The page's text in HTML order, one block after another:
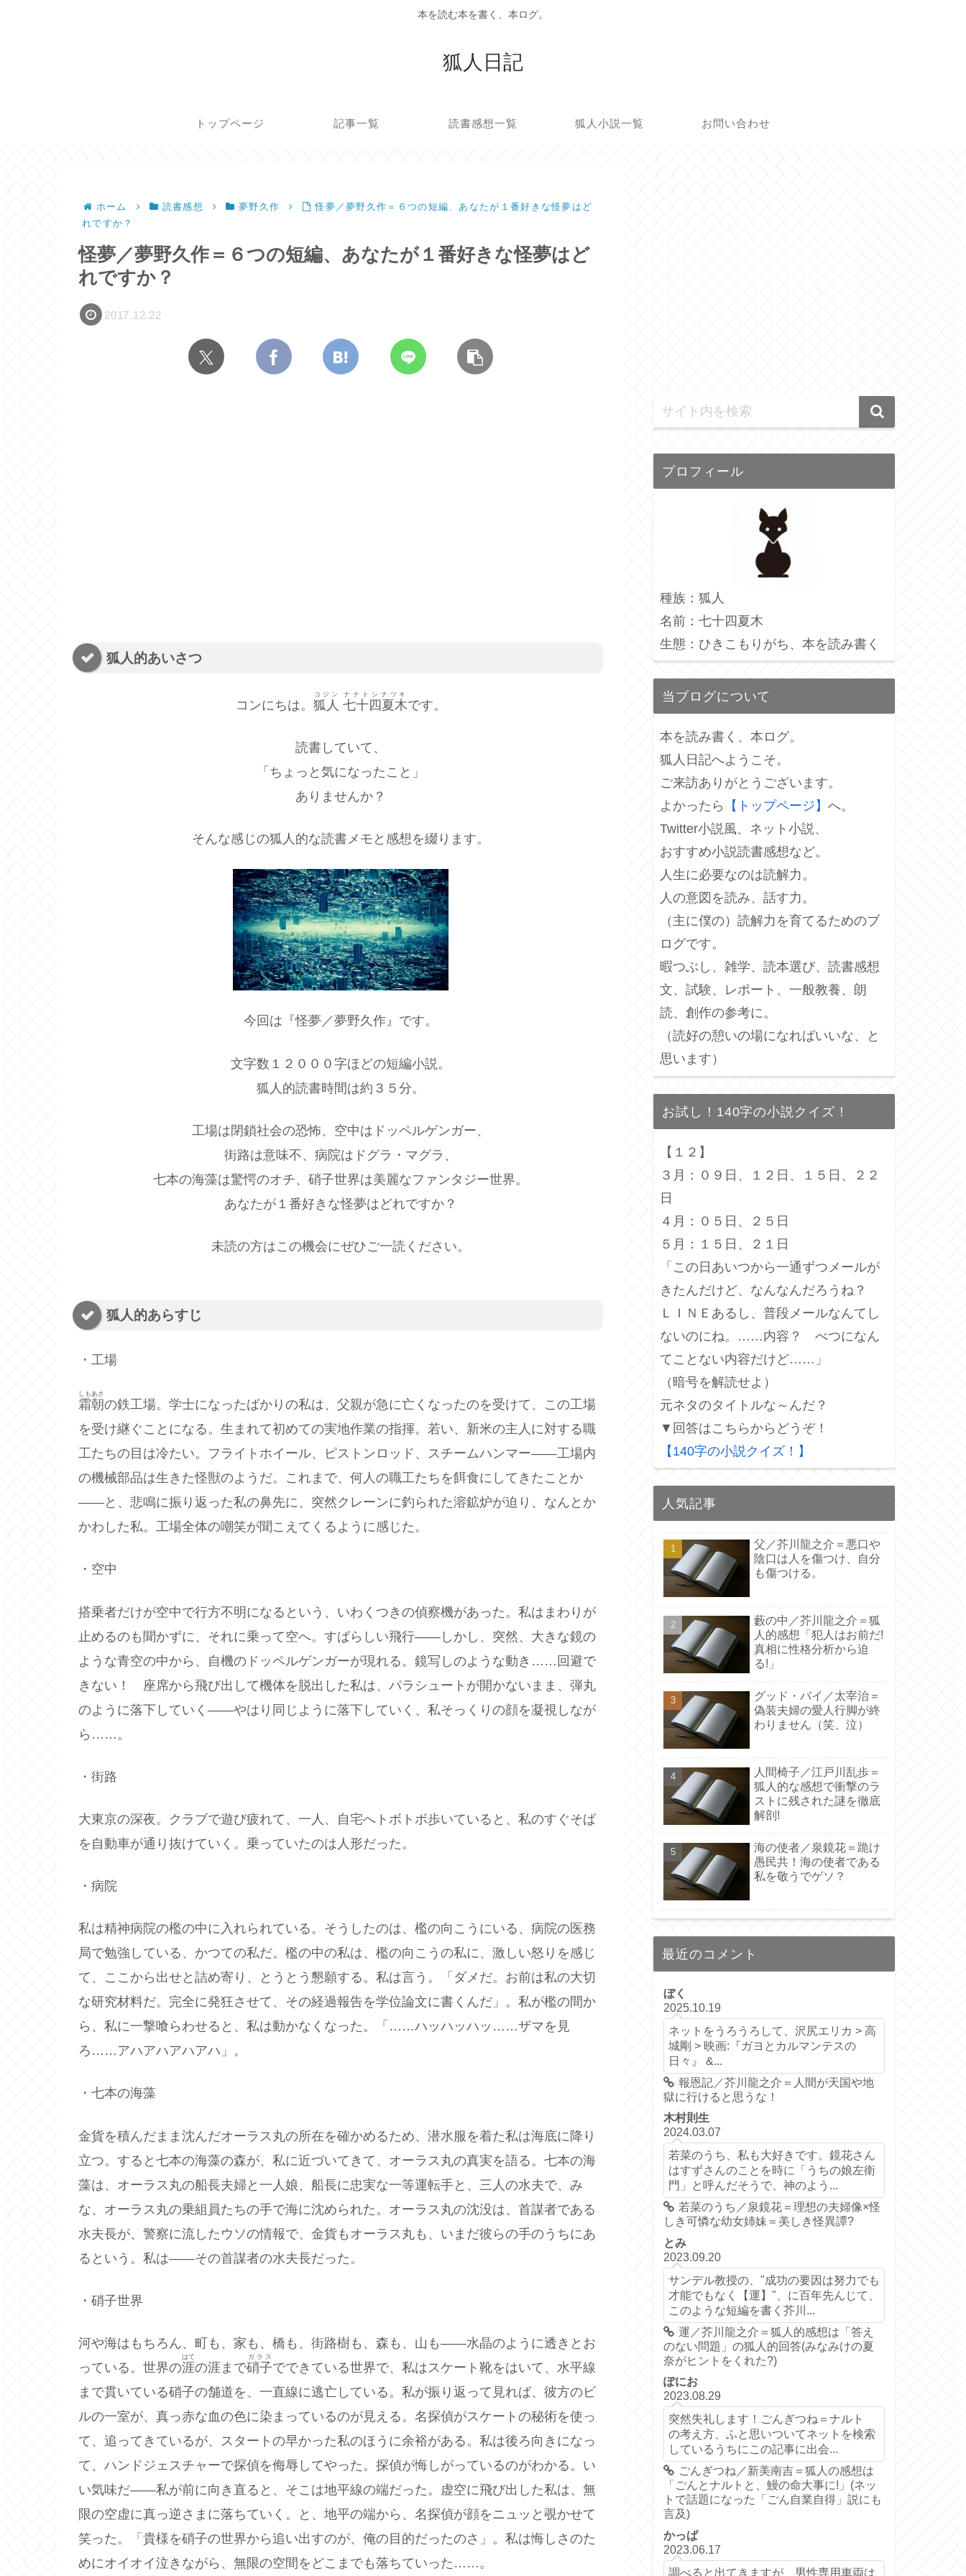
本を読む本を書く、本ログ。
狐人日記
トップページ 記事一覧 読書感想一覧 狐人小説一覧 お問い合わせ
ホーム 読書感想 夢野久作
怪夢／夢野久作＝６つの短編、あなたが１番好きな怪夢はど
れですか？
怪夢／夢野久作＝６つの短編、あなたが１番好きな怪夢はど
れですか？
2017.12.22
狐人的あいさつ
コンにちは。 狐人
コジン
七十四夏木
ナナトシナツキ
です。
読書していて、
「ちょっと気になったこと」
ありませんか？
そんな感じの狐人的な読書メモと感想を綴ります。
今回は『怪夢／夢野久作』です。
文字数１２０００字ほどの短編小説。
狐人的読書時間は約３５分。
工場は閉鎖社会の恐怖、空中はドッペルゲンガー、
街路は意味不、病院はドグラ・マグラ、
七本の海藻は驚愕のオチ、硝子世界は美麗なファンタジー世界。
あなたが１番好きな怪夢はどれですか？
未読の方はこの機会にぜひご一読ください。
狐人的あらすじ
・工場
霜朝
しもあさ
の鉄工場。学士になったばかりの私は、父親が急に亡くなったのを受けて、この工場
を受け継ぐことになる。生まれて初めての実地作業の指揮。若い、新米の主人に対する職
工たちの目は冷たい。フライトホイール、ピストンロッド、スチームハンマー――工場内
の機械部品は生きた怪獣のようだ。これまで、何人の職工たちを餌食にしてきたことか
――と、悲鳴に振り返った私の鼻先に、突然クレーンに釣られた溶鉱炉が迫り、なんとか
かわした私。工場全体の嘲笑が聞こえてくるように感じた。
・空中
搭乗者だけが空中で行方不明になるという、いわくつきの偵察機があった。私はまわりが
止めるのも聞かずに、それに乗って空へ。すばらしい飛行――しかし、突然、大きな鏡の
ような青空の中から、自機のドッペルゲンガーが現れる。鏡写しのような動き……回避で
きない！ 座席から飛び出して機体を脱出した私は、パラシュートが開かないまま、弾丸
のように落下していく――やはり同じように落下していく、私そっくりの顔を凝視しなが
ら……。
・街路
大東京の深夜。クラブで遊び疲れて、一人、自宅へトボトボ歩いていると、私のすぐそば
を自動車が通り抜けていく。乗っていたのは人形だった。
・病院
私は精神病院の檻の中に入れられている。そうしたのは、檻の向こうにいる、病院の医務
局で勉強している、かつての私だ。檻の中の私は、檻の向こうの私に、激しい怒りを感じ
て、ここから出せと詰め寄り、とうとう懇願する。私は言う。「ダメだ。お前は私の大切
な研究材料だ。完全に発狂させて、その経過報告を学位論文に書くんだ」。私が檻の間か
ら、私に一撃喰らわせると、私は動かなくなった。「……ハッハッハッ……ザマを見
ろ……アハアハアハアハ」。
・七本の海藻
金貨を積んだまま沈んだオーラス丸の所在を確かめるため、潜水服を着た私は海底に降り
立つ。すると七本の海藻の森が、私に近づいてきて、オーラス丸の真実を語る。七本の海
藻は、オーラス丸の船長夫婦と一人娘、船長に忠実な一等運転手と、三人の水夫で、み
な、オーラス丸の乗組員たちの手で海に沈められた。オーラス丸の沈没は、首謀者である
水夫長が、警察に流したウソの情報で、金貨もオーラス丸も、いまだ彼らの手のうちにあ
るという。私は――その首謀者の水夫長だった。
・硝子世界
河や海はもちろん、町も、家も、橋も、街路樹も、森も、山も――水晶のように透きとお
っている。世界の涯
はて
の涯まで硝子
ガラス
でできている世界で、私はスケート靴をはいて、水平線
まで貫いている硝子の舗道を、一直線に逃亡している。私が振り返って見れば、彼方のビ
ルの一室が、真っ赤な血の色に染まっているのが見える。名探偵がスケートの秘術を使っ
て、追ってきているが、スタートの早かった私のほうに余裕がある。私は後ろ向きになっ
て、ハンドジェスチャーで探偵を侮辱してやった。探偵が悔しがっているのがわかる。い
い気味だ――私が前に向き直ると、そこは地平線の端だった。虚空に飛び出した私は、無
限の空虚に真っ逆さまに落ちていく。と、地平の端から、名探偵が顔をニュッと覗かせて
笑った。「貴様を硝子の世界から追い出すのが、俺の目的だったのさ」。私は悔しさのた
めにオイオイ泣きながら、無限の空間をどこまでも落ちていった……。
プロフィール
種族：狐人
名前：七十四夏木
生態：ひきこもりがち、本を読み書く
当ブログについて
本を読み書く、本ログ。
狐人日記へようこそ。
ご来訪ありがとうございます。
よかったら
【トップページ】 へ。
Twitter小説風、ネット小説、
おすすめ小説読書感想など。
人生に必要なのは読解力。
人の意図を読み、話す力。
（主に僕の）読解力を育てるためのブ
ログです。
暇つぶし、雑学、読本選び、読書感想
文、試験、レポート、一般教養、朗
読、創作の参考に。
（読好の憩いの場になればいいな、と
思います）
お試し！140字の小説クイズ！
【１２】
３月：０９日、１２日、１５日、２２
日
４月：０５日、２５日
５月：１５日、２１日
「この日あいつから一通ずつメールが
きたんだけど、なんなんだろうね？
ＬＩＮＥあるし、普段メールなんてし
ないのにね。……内容？ べつになん
てことない内容だけど……」
（暗号を解読せよ）
元ネタのタイトルな～んだ？
▼回答はこちらからどうぞ！
【140字の小説クイズ！】
人気記事
父／芥川龍之介＝悪口や
陰口は人を傷つけ、自分
も傷つける。
藪の中／芥川龍之介＝狐
人的感想「犯人はお前だ!
真相に性格分析から迫
る!」
グッド・バイ／太宰治＝
偽装夫婦の愛人行脚が終
わりません（笑、泣）
人間椅子／江戸川乱歩＝
狐人的な感想で衝撃のラ
ストに残された謎を徹底
解剖!
海の使者／泉鏡花＝跪け
愚民共！海の使者である
私を敬うでゲソ？
最近のコメント
ぼく
2025.10.19
ネットをうろうろして、沢尻エリカ > 高
城剛 > 映画:『ガヨとカルマンテスの
日々』 &...
報恩記／芥川龍之介＝人間が天国や地
獄に行けると思うな！
木村則生
2024.03.07
若菜のうち、私も大好きです。鏡花さん
はすずさんのことを時に「うちの娘左衛
門」と呼んだそうで、神のよう...
若菜のうち／泉鏡花＝理想の夫婦像×怪
しき可憐な幼女姉妹＝美しき怪異譚?
とみ
2023.09.20
サンデル教授の、"成功の要因は努力でも
才能でもなく【運】"、に百年先んじて、
このような短編を書く芥川...
運／芥川龍之介＝狐人的感想は「答え
のない問題」の狐人的回答(みなみけの夏
奈がヒントをくれた?)
ぽにお
2023.08.29
突然失礼します！ごんぎつね＝ナルト
の考え方、ふと思いついてネットを検索
しているうちにこの記事に出会...
ごんぎつね／新美南吉＝狐人の感想は
「ごんとナルトと、鰻の命大事に!」(ネッ
トで話題になった「ごん自業自得」説にも
言及)
かっぱ
2023.06.17
調べると出てきますが、男性専用車両は